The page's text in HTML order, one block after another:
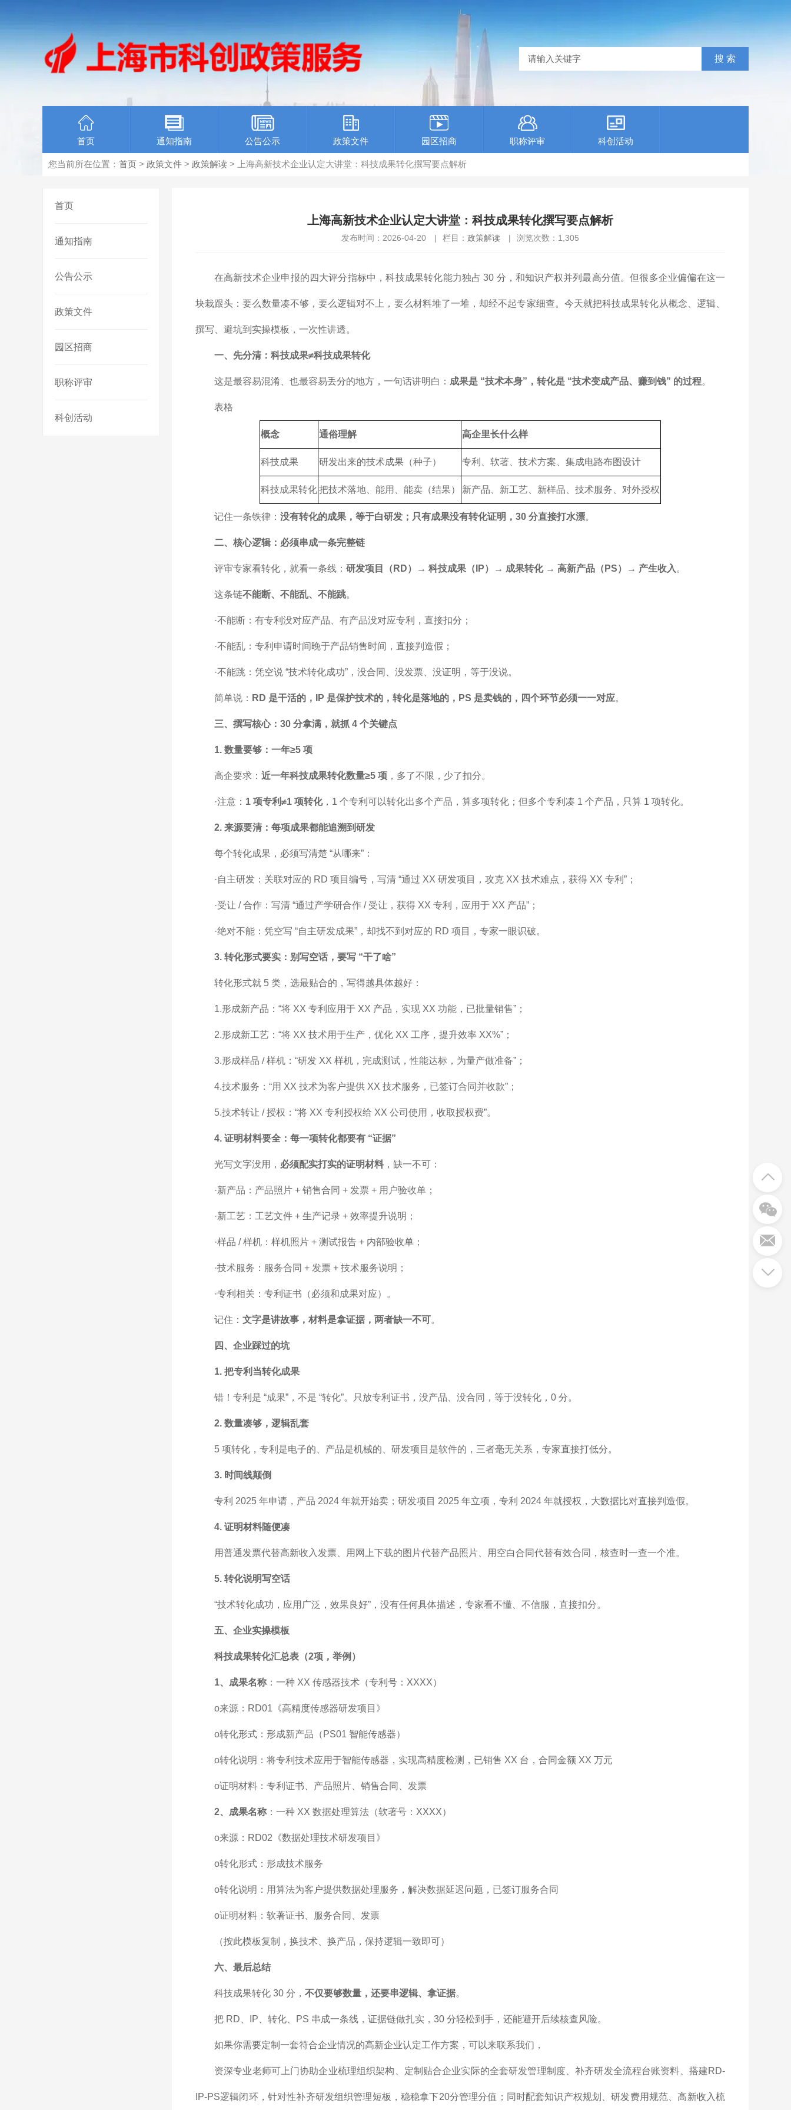
首页 通知指南 公告公示 政策文件 园区招商 职称评审 科创活动
您当前所在位置： 首页 > 政策文件 > 政策解读 > 上海高新技术企业认定大讲堂：科技成果转化撰写要点解析
首页
通知指南
公告公示
政策文件
园区招商
职称评审
科创活动
上海高新技术企业认定大讲堂：科技成果转化撰写要点解析
发布时间：2026-04-20 | 栏目： 政策解读 | 浏览次数： 1,305
在高新技术企业申报的四大评分指标中，科技成果转化能力独占 30 分，和知识产权并列最高分值。但很多企业偏偏在这一
块栽跟头：要么数量凑不够，要么逻辑对不上，要么材料堆了一堆，却经不起专家细查。今天就把科技成果转化从概念、逻辑、
撰写、避坑到实操模板，一次性讲透。
一、先分清：科技成果≠科技成果转化
这是最容易混淆、也最容易丢分的地方，一句话讲明白： 成果是 “技术本身”，转化是 “技术变成产品、赚到钱” 的过程。
表格
概念 通俗理解 高企里长什么样
科技成果 研发出来的技术成果（种子） 专利、软著、技术方案、集成电路布图设计
科技成果转化把技术落地、能用、能卖（结果） 新产品、新工艺、新样品、技术服务、对外授权
记住一条铁律： 没有转化的成果，等于白研发；只有成果没有转化证明，30 分直接打水漂。
二、核心逻辑：必须串成一条完整链
评审专家看转化，就看一条线： 研发项目（RD）→ 科技成果（IP）→ 成果转化 → 高新产品（PS）→ 产生收入 。
这条链不能断、不能乱、不能跳。
·不能断：有专利没对应产品、有产品没对应专利，直接扣分；
·不能乱：专利申请时间晚于产品销售时间，直接判造假；
·不能跳：凭空说 “技术转化成功”，没合同、没发票、没证明，等于没说。
简单说： RD 是干活的，IP 是保护技术的，转化是落地的，PS 是卖钱的，四个环节必须一一对应。
三、撰写核心：30 分拿满，就抓 4 个关键点
1. 数量要够：一年≥5 项
高企要求： 近一年科技成果转化数量≥5 项 ，多了不限，少了扣分。
·注意： 1 项专利≠1 项转化，1 个专利可以转化出多个产品，算多项转化；但多个专利凑 1 个产品，只算 1 项转化。
2. 来源要清：每项成果都能追溯到研发
每个转化成果，必须写清楚 “从哪来”：
·自主研发：关联对应的 RD 项目编号，写清 “通过 XX 研发项目，攻克 XX 技术难点，获得 XX 专利”；
·受让 / 合作：写清 “通过产学研合作 / 受让，获得 XX 专利，应用于 XX 产品”；
·绝对不能：凭空写 “自主研发成果”，却找不到对应的 RD 项目，专家一眼识破。
3. 转化形式要实：别写空话，要写 “干了啥”
转化形式就 5 类，选最贴合的，写得越具体越好：
1.形成新产品：“将 XX 专利应用于 XX 产品，实现 XX 功能，已批量销售”；
2.形成新工艺：“将 XX 技术用于生产，优化 XX 工序，提升效率 XX%”；
3.形成样品 / 样机：“研发 XX 样机，完成测试，性能达标，为量产做准备”；
4.技术服务：“用 XX 技术为客户提供 XX 技术服务，已签订合同并收款”；
5.技术转让 / 授权：“将 XX 专利授权给 XX 公司使用，收取授权费”。
4. 证明材料要全：每一项转化都要有 “证据”
光写文字没用， 必须配实打实的证明材料 ，缺一不可：
·新产品：产品照片 + 销售合同 + 发票 + 用户验收单；
·新工艺：工艺文件 + 生产记录 + 效率提升说明；
·样品 / 样机：样机照片 + 测试报告 + 内部验收单；
·技术服务：服务合同 + 发票 + 技术服务说明；
·专利相关：专利证书（必须和成果对应）。
记住： 文字是讲故事，材料是拿证据，两者缺一不可。
四、企业踩过的坑
1. 把专利当转化成果
错！专利是 “成果”，不是 “转化”。只放专利证书，没产品、没合同，等于没转化，0 分。
2. 数量凑够，逻辑乱套
5 项转化，专利是电子的、产品是机械的、研发项目是软件的，三者毫无关系，专家直接打低分。
3. 时间线颠倒
专利 2025 年申请，产品 2024 年就开始卖；研发项目 2025 年立项，专利 2024 年就授权，大数据比对直接判造假。
4. 证明材料随便凑
用普通发票代替高新收入发票、用网上下载的图片代替产品照片、用空白合同代替有效合同，核查时一查一个准。
5. 转化说明写空话
“技术转化成功，应用广泛，效果良好”，没有任何具体描述，专家看不懂、不信服，直接扣分。
五、企业实操模板
科技成果转化汇总表（2项， 举例 ）
1、 成果名称 ：一种 XX 传感器技术（专利号：XXXX）
o来源：RD01《高精度传感器研发项目》
o转化形式：形成新产品（PS01 智能传感器）
o转化说明：将专利技术应用于智能传感器，实现高精度检测，已销售 XX 台，合同金额 XX 万元
o证明材料：专利证书、产品照片、销售合同、发票
2、 成果名称 ：一种 XX 数据处理算法（软著号：XXXX）
o来源：RD02《数据处理技术研发项目》
o转化形式：形成技术服务
o转化说明：用算法为客户提供数据处理服务，解决数据延迟问题，已签订服务合同
o证明材料：软著证书、服务合同、发票
（按此模板复制，换技术、换产品，保持逻辑一致即可）
六、最后总结
科技成果转化 30 分， 不仅要够数量， 还要串逻辑、拿证据。
把 RD、IP、转化、PS 串成一条线，证据链做扎实，30 分轻松到手，还能避开后续核查风险。
如果你需要定制一套符合企业情况的高新企业认定工作方案，可以来联系我们，
资深专业老师可上门协助企业梳理组织架构、定制贴合企业实际的全套研发管理制度、补齐研发全流程台账资料、搭建RD-
IP-PS逻辑闭环，针对性补齐研发组织管理短板，稳稳拿下20分管理分值；同时配套知识产权规划、研发费用规范、高新收入梳